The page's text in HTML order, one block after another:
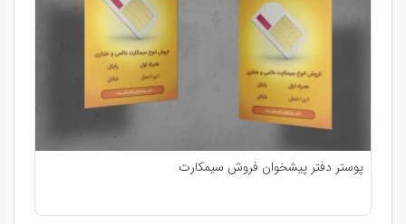
پوستر دفتر پیشخوان فروش سیمکارت